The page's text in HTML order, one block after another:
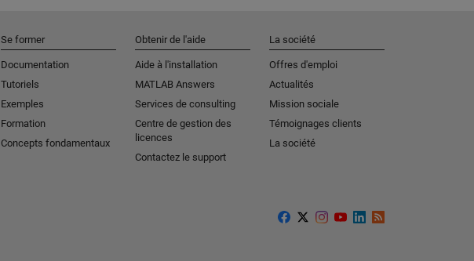
Se former
Documentation
Tutoriels
Exemples
Formation
Concepts fondamentaux
Obtenir de l'aide
Aide à l'installation
MATLAB Answers
Services de consulting
Centre de gestion des
licences
Contactez le support
La société
Offres d'emploi
Actualités
Mission sociale
Témoignages clients
La société